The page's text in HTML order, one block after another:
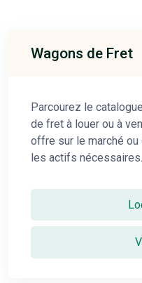
Wagons de Fret
Parcourez le
de fret à louer ou à
offre sur le marché
les actifs nécessaires.